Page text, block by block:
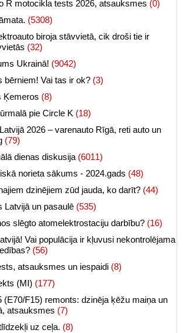
R motocikla tests 2026, atsauksmes (0)
(5308)
biroja stāvvietā, cik droši tie ir
(32)
Ukrainā! (9042)
bērniem! Vai tas ir ok? (3)
Ķemeros (8)
pie Circle K (18)
2026 – varenauto Rīgā, reti auto un
(79)
dienas diskusija (6011)
norieta sākums - 2024.gads (48)
dzinējiem zūd jauda, ko darīt? (44)
Latvijā un pasaulē (535)
slēgto atomelektrostaciju darbību? (16)
Vai populācija ir kļuvusi nekontrolējama
(56)
atsauksmes un iespaidi (8)
(MI) (177)
(E70/F15) remonts: dzinēja ķēžu maiņa un
atsauksmes (7)
uz ceļa. (8)